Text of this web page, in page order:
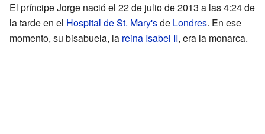
El príncipe Jorge nació el 22 de julio de 2013 a las 4:24 de
la tarde en el Hospital de St. Mary'sde Londres. En ese
momento, su bisabuela, la reina Isabel II, era la monarca.